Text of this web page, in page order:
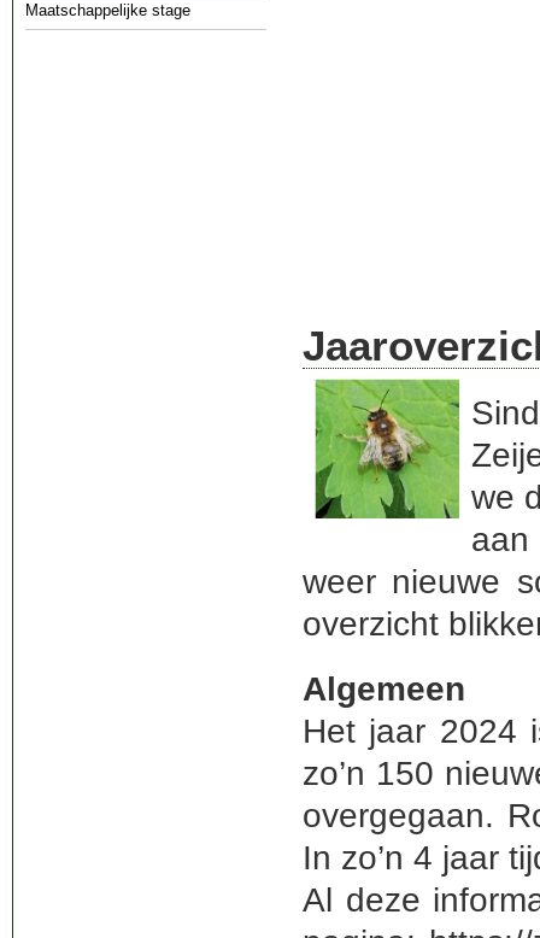
Maatschappelijke stage
we
aan
weer nieuwe
overzicht
Algemeen
Het jaar 2024
zo’n 150
overgegaan.
In zo’n 4 jaar
Al deze